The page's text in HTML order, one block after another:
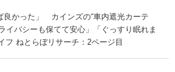
良かった」 カインズの“車内遮光カーテ
イバシーも保てて安心」「ぐっすり眠れま
フ ねとらぼリサーチ：2ページ目